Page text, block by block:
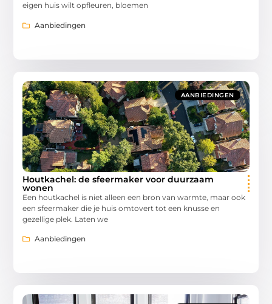
eigen huis wilt opfleuren, bloemen
Aanbiedingen
AANBIEDINGEN
Houtkachel: de sfeermaker voor duurzaam
wonen
Een houtkachel is niet alleen een bron van warmte, maar ook
een sfeermaker die je huis omtovert tot een knusse en
gezellige plek. Laten we
Aanbiedingen